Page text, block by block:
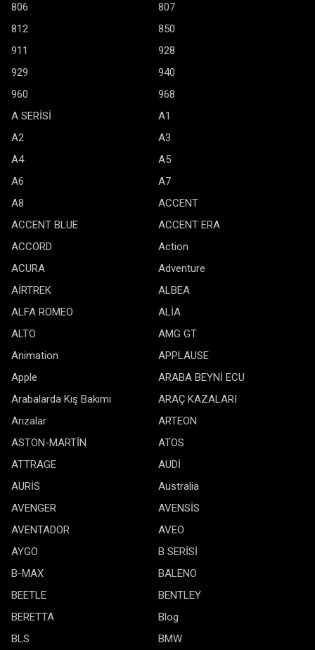
806
807
812
850
911
928
929
940
960
968
A SERİSİ
A1
A2
A3
A4
A5
A6
A7
A8
ACCENT
ACCENT BLUE
ACCENT ERA
ACCORD
Action
ACURA
Adventure
AİRTREK
ALBEA
ALFA ROMEO
ALİA
ALTO
AMG GT
Animation
APPLAUSE
Apple
ARABA BEYNİ ECU
Arabalarda Kış Bakımı
ARAÇ KAZALARI
Arızalar
ARTEON
ASTON-MARTİN
ATOS
ATTRAGE
AUDİ
AURİS
Australia
AVENGER
AVENSİS
AVENTADOR
AVEO
AYGO
B SERİSİ
B-MAX
BALENO
BEETLE
BENTLEY
BERETTA
Blog
BLS
BMW